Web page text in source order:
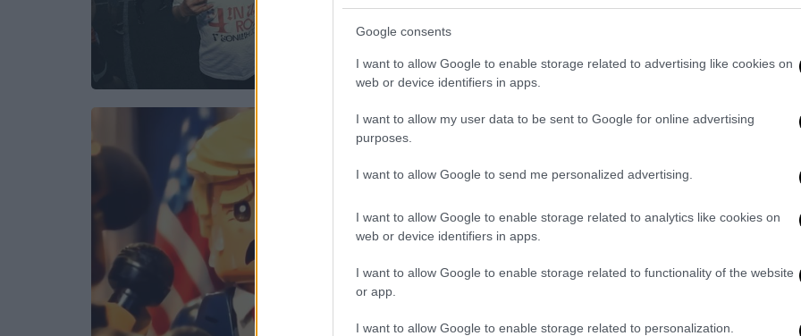
Google consents
I want to allow Google to enable storage related to advertising like cookies on
web or device identifiers in apps.
I want to allow my user data to be sent to Google for online advertising
purposes.
I want to allow Google to send me personalized advertising.
I want to allow Google to enable storage related to analytics like cookies on
web or device identifiers in apps.
I want to allow Google to enable storage related to functionality of the website
or app.
I want to allow Google to enable storage related to personalization.
Το YouTube έκλεισε κανάλι που
ανθρωπάκια Lego - Για
«λογοκρισία» το κατηγορεί το Ιράν
Η ιρανική κυβέρνηση κατηγορεί την